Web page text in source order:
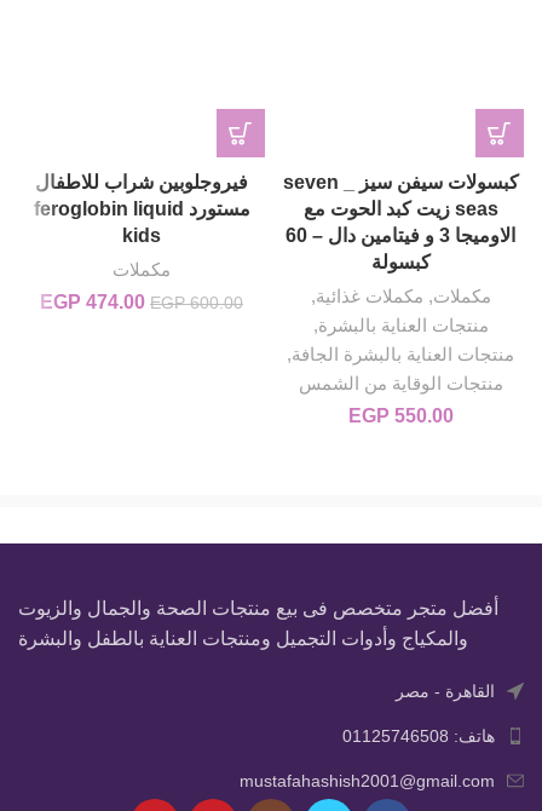
كبسولات سيفن سيز _ seven
seas زيت كبد الحوت مع
الاوميجا 3 و فيتامين دال – 60
كبسولة
مكملات, مكملات غذائية,
منتجات العناية بالبشرة,
منتجات العناية بالبشرة الجافة,
منتجات الوقاية من الشمس
EGP 550.00
فيروجلوبين شراب للاطفال
مستورد feroglobin liquid
kids
مكملات
EGP600.00
السعر الأصلي
EGP 474.00
أفضل متجر متخصص فى بيع منتجات الصحة والجمال والزيوت
والمكياج وأدوات التجميل ومنتجات العناية بالطفل والبشرة
القاهرة - مصر
هاتف: 01125746508
mustafahashish2001@gmail.com